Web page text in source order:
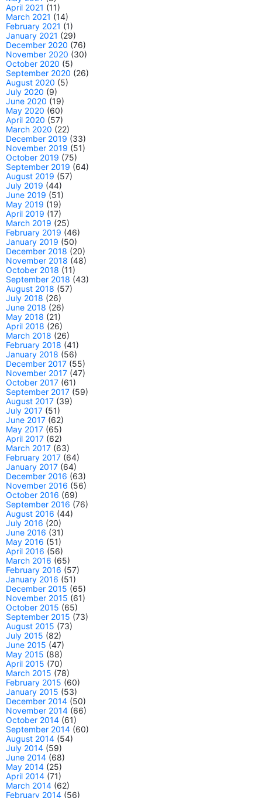
April 2021 (11)
March 2021 (14)
February 2021 (1)
January 2021 (29)
December 2020 (76)
November 2020 (30)
October 2020 (5)
September 2020 (26)
August 2020 (5)
July 2020 (9)
June 2020 (19)
May 2020 (60)
April 2020 (57)
March 2020 (22)
December 2019 (33)
November 2019 (51)
October 2019 (75)
September 2019 (64)
August 2019 (57)
July 2019 (44)
June 2019 (51)
May 2019 (19)
April 2019 (17)
March 2019 (25)
February 2019 (46)
January 2019 (50)
December 2018 (20)
November 2018 (48)
October 2018 (11)
September 2018 (43)
August 2018 (57)
July 2018 (26)
June 2018 (26)
May 2018 (21)
April 2018 (26)
March 2018 (26)
February 2018 (41)
January 2018 (56)
December 2017 (55)
November 2017 (47)
October 2017 (61)
September 2017 (59)
August 2017 (39)
July 2017 (51)
June 2017 (62)
May 2017 (65)
April 2017 (62)
March 2017 (63)
February 2017 (64)
January 2017 (64)
December 2016 (63)
November 2016 (56)
October 2016 (69)
September 2016 (76)
August 2016 (44)
July 2016 (20)
June 2016 (31)
May 2016 (51)
April 2016 (56)
March 2016 (65)
February 2016 (57)
January 2016 (51)
December 2015 (65)
November 2015 (61)
October 2015 (65)
September 2015 (73)
August 2015 (73)
July 2015 (82)
June 2015 (47)
May 2015 (88)
April 2015 (70)
March 2015 (78)
February 2015 (60)
January 2015 (53)
December 2014 (50)
November 2014 (66)
October 2014 (61)
September 2014 (60)
August 2014 (54)
July 2014 (59)
June 2014 (68)
May 2014 (25)
April 2014 (71)
March 2014 (62)
February 2014 (56)